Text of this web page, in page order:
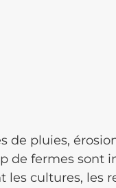
de pluies,
de fermes sont
les cultures, les